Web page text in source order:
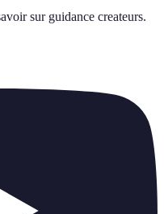
sur guidance createurs.